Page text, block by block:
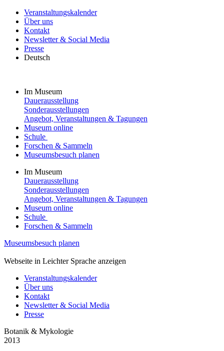
Veranstaltungskalender
Über uns
Kontakt
Newsletter & Social Media
Presse
Deutsch
Im Museum
Dauerausstellung
Sonderausstellungen
Angebot, Veranstaltungen & Tagungen
Museum online
Schule
Forschen & Sammeln
Museumsbesuch planen
Im Museum
Dauerausstellung
Sonderausstellungen
Angebot, Veranstaltungen & Tagungen
Museum online
Schule
Forschen & Sammeln
Museumsbesuch planen
Webseite in Leichter Sprache anzeigen
Veranstaltungskalender
Über uns
Kontakt
Newsletter & Social Media
Presse
Botanik & Mykologie
2013